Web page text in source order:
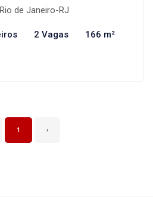
de Janeiro-RJ
2 Vagas 166 m²
1 ›